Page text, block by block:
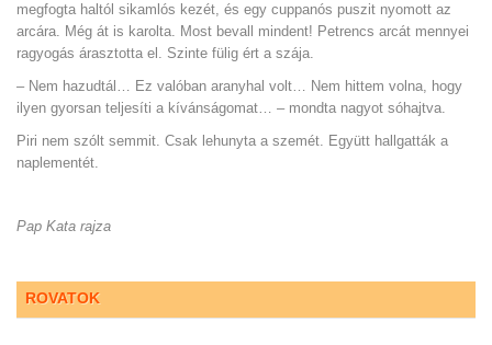
megfogta haltól sikamlós kezét, és egy cuppanós puszit nyomott az
arcára. Még át is karolta. Most bevall mindent! Petrencs arcát mennyei
ragyogás árasztotta el. Szinte fülig ért a szája.
– Nem hazudtál… Ez valóban aranyhal volt… Nem hittem volna, hogy
ilyen gyorsan teljesíti a kívánságomat… – mondta nagyot sóhajtva.
Piri nem szólt semmit. Csak lehunyta a szemét. Együtt hallgatták a
naplementét.
Pap Kata rajza
ROVATOK